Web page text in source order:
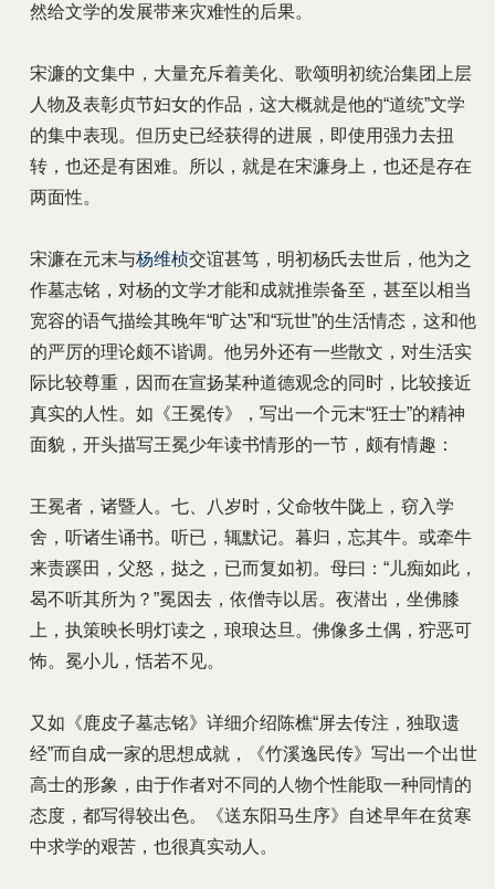
然给文学的发展带来灾难性的后果。
宋濂的文集中，大量充斥着美化、歌颂明初统治集团上层
人物及表彰贞节妇女的作品，这大概就是他的“道统”文学
的集中表现。但历史已经获得的进展，即使用强力去扭
转，也还是有困难。所以，就是在宋濂身上，也还是存在
两面性。
宋濂在元末与杨维桢交谊甚笃，明初杨氏去世后，他为之
作墓志铭，对杨的文学才能和成就推崇备至，甚至以相当
宽容的语气描绘其晚年“旷达”和“玩世”的生活情态，这和他
的严厉的理论颇不谐调。他另外还有一些散文，对生活实
际比较尊重，因而在宣扬某种道德观念的同时，比较接近
真实的人性。如《王冕传》，写出一个元末“狂士”的精神
面貌，开头描写王冕少年读书情形的一节，颇有情趣：
王冕者，诸暨人。七、八岁时，父命牧牛陇上，窃入学
舍，听诸生诵书。听已，辄默记。暮归，忘其牛。或牵牛
来责蹊田，父怒，挞之，已而复如初。母曰：“儿痴如此，
曷不听其所为？”冕因去，依僧寺以居。夜潜出，坐佛膝
上，执策映长明灯读之，琅琅达旦。佛像多土偶，狞恶可
怖。冕小儿，恬若不见。
又如《鹿皮子墓志铭》详细介绍陈樵“屏去传注，独取遗
经”而自成一家的思想成就，《竹溪逸民传》写出一个出世
高士的形象，由于作者对不同的人物个性能取一种同情的
态度，都写得较出色。《送东阳马生序》自述早年在贫寒
中求学的艰苦，也很真实动人。